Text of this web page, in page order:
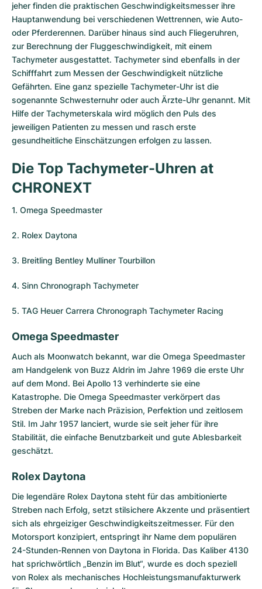
jeher finden die praktischen Geschwindigkeits­messer ihre
Hauptanwendung bei verschiedenen Wettrennen, wie Auto-
oder Pferderennen. Darüber hinaus sind auch Fliegeruhren,
zur Berechnung der Fluggeschwindigkeit, mit einem
Tachymeter ausgestattet. Tachymeter sind ebenfalls in der
Schifffahrt zum Messen der Geschwindigkeit nützliche
Gefährten. Eine ganz spezielle Tachymeter-Uhr ist die
sogenannte Schwesternuhr oder auch Ärzte-Uhr genannt. Mit
Hilfe der Tachymeterskala wird möglich den Puls des
jeweiligen Patienten zu messen und rasch erste
gesundheitliche Einschätzungen erfolgen zu lassen.
Die Top Tachymeter-Uhren at
CHRONEXT
1. Omega Speedmaster
2. Rolex Daytona
3. Breitling Bentley Mulliner Tourbillon
4. Sinn Chronograph Tachymeter
5. TAG Heuer Carrera Chronograph Tachymeter Racing
Omega Speedmaster
Auch als Moonwatch bekannt, war die Omega Speedmaster
am Handgelenk von Buzz Aldrin im Jahre 1969 die erste Uhr
auf dem Mond. Bei Apollo 13 verhinderte sie eine
Katastrophe. Die Omega Speedmaster verkörpert das
Streben der Marke nach Präzision, Perfektion und zeitlosem
Stil. Im Jahr 1957 lanciert, wurde sie seit jeher für ihre
Stabilität, die einfache Benutzbarkeit und gute Ablesbarkeit
geschätzt.
Rolex Daytona
Die legendäre Rolex Daytona steht für das ambitionierte
Streben nach Erfolg, setzt stilsichere Akzente und präsentiert
sich als ehrgeiziger Geschwindigkeitszeitmesser. Für den
Motorsport konzipiert, entspringt ihr Name dem populären
24-Stunden-Rennen von Daytona in Florida. Das Kaliber 4130
hat sprichwörtlich „Benzin im Blut“, wurde es doch speziell
von Rolex als mechanisches Hochleistungsmanufakturwerk